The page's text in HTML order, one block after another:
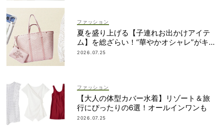
ファッション
夏を盛り上げる【子連れお出かけアイテ
ム】を総ざらい！“華やかオシャレ”がキ
ーワード
2026.07.25
ファッション
【大人の体型カバー水着】リゾート＆旅
行にぴったりの6選！オールインワンも
2026.07.25